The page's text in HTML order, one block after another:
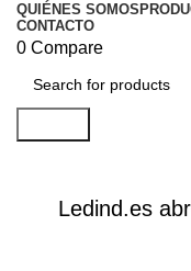
QUIÉNES SOMOS
CONTACTO
0 Compare
Ledind.es